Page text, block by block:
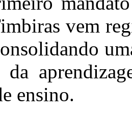
vem
da
ensino.